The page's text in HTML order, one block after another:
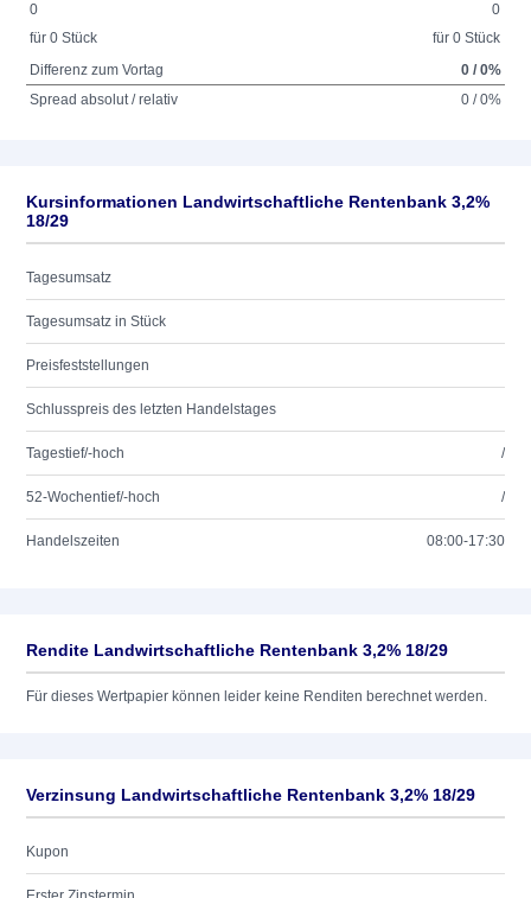
0
für 0 Stück
0
für 0 Stück
Differenz zum Vortag
0 / 0%
Spread absolut / relativ
0 / 0%
Kursinformationen Landwirtschaftliche Rentenbank 3,2%
18/29
Tagesumsatz
Tagesumsatz in Stück
Preisfeststellungen
Schlusspreis des letzten Handelstages
Tagestief/-hoch /
52-Wochentief/-hoch /
Handelszeiten 08:00-17:30
Rendite Landwirtschaftliche Rentenbank 3,2% 18/29
Für dieses Wertpapier können leider keine Renditen berechnet werden.
Verzinsung Landwirtschaftliche Rentenbank 3,2% 18/29
Kupon